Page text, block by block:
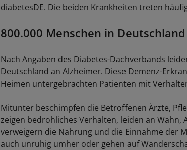
diabetesDE. Die beiden Krankheiten treten
800.000 Menschen in
Nach Angaben des Diabetes-Dachverbands
Deutschland an Alzheimer. Diese Demenz-
Heimen untergebrachten Patienten mit
Mitunter beschimpfen die Betroffenen Ärzte,
zeigen bedrohliches Verhalten, leiden an
verweigern die Nahrung und die Einnahme der
auch unruhig umher oder gehen auf